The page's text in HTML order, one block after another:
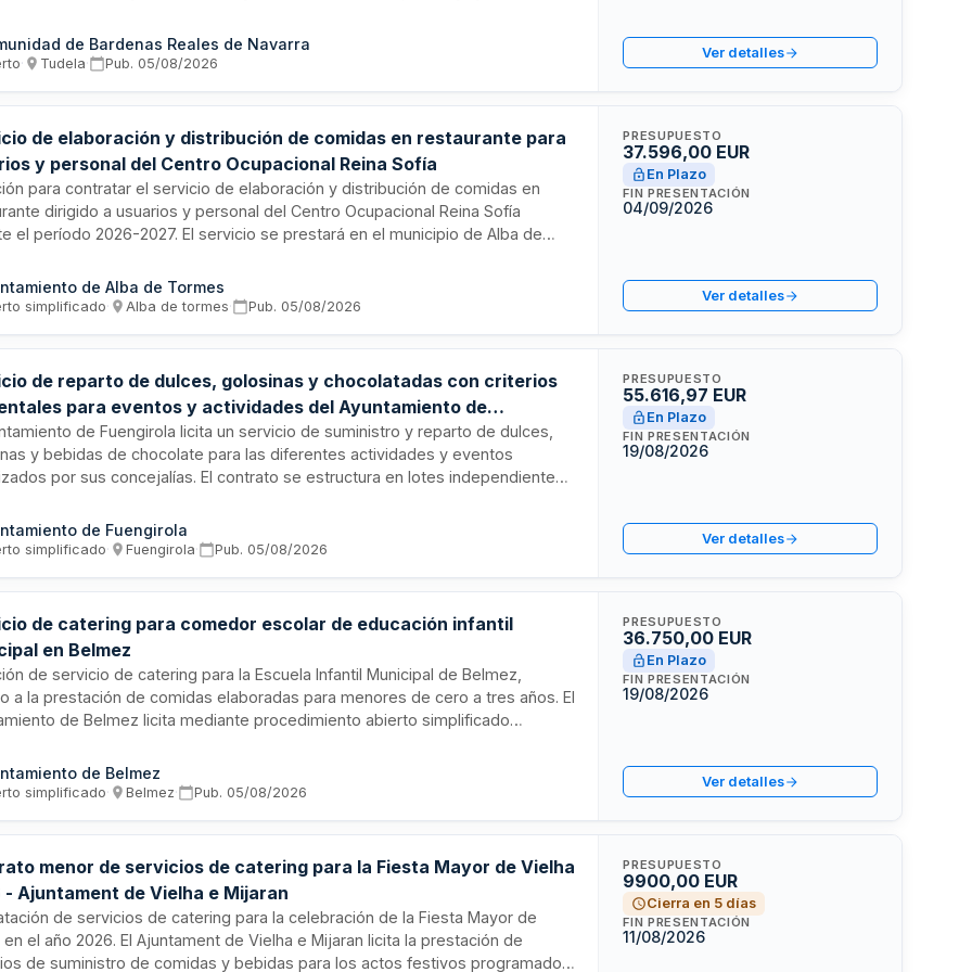
coordinación del evento, cumplimiento normativo sanitario y gestión de
de Bardenas Reales de Navarra
· Tudela· Pub. 05/08/2026
Ver detalles
de elaboración y distribución de comidas en restaurante para
y personal del Centro Ocupacional Reina Sofía
para contratar el servicio de elaboración y distribución de comidas en
dirigido a usuarios y personal del Centro Ocupacional Reina Sofía
el período 2026-2027. El servicio se prestará en el municipio de Alba de
del centro ocupacional. La duración inicial es de un año, con
de una prórroga adicional de idéntico período.
de Alba de Tormes
simplificado· Alba de tormes· Pub. 05/08/2026
PRESUPUESTO
37.596,00 EUR
En Plazo
FIN PRESENTACIÓN
04/09/2026
Ver detalles
de reparto de dulces, golosinas y chocolatadas con criterios
para eventos y actividades del Ayuntamiento de
de Fuengirola licita un servicio de suministro y reparto de dulces,
y bebidas de chocolate para las diferentes actividades y eventos
por sus concejalías. El contrato se estructura en lotes independientes
del servicio. La ejecución se tramita mediante procedimiento
simplificado abreviado.
de Fuengirola
simplificado· Fuengirola· Pub. 05/08/2026
PRESUPUESTO
55.616,97 EUR
En Plazo
FIN PRESENTACIÓN
19/08/2026
Ver detalles
de catering para comedor escolar de educación infantil
en Belmez
de servicio de catering para la Escuela Infantil Municipal de Belmez,
a la prestación de comidas elaboradas para menores de cero a tres años. El
de Belmez licita mediante procedimiento abierto simplificado
de doce meses iniciándose en septiembre de dos mil veintiséis. El
contempla la entrega diaria de comidas adaptadas a las necesidades
de Belmez
simplificado· Belmez· Pub. 05/08/2026
PRESUPUESTO
36.750,00 EUR
En Plazo
FIN PRESENTACIÓN
19/08/2026
Ver detalles
menor de servicios de catering para la Fiesta Mayor de Vielha
- Ajuntament de Vielha e Mijaran
de servicios de catering para la celebración de la Fiesta Mayor de
en el año 2026. El Ajuntament de Vielha e Mijaran licita la prestación de
de suministro de comidas y bebidas para los actos festivos programados
PRESUPUESTO
9900,00 EUR
Cierra en 5 días
FIN PRESENTACIÓN
11/08/2026